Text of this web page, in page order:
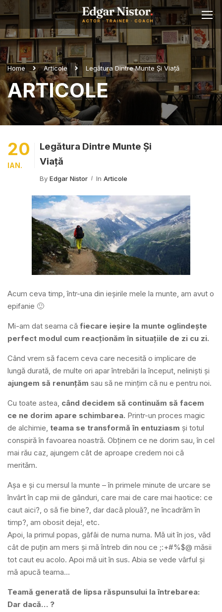
Home Articole Legătura Dintre Munte Și Viață
ARTICOLE
20
IAN.
Legătura Dintre Munte Și
Viață
By Edgar Nistor In Articole
Acum ceva timp, într-una din ieșirile mele la munte, am avut o
epifanie 🙂
Mi-am dat seama că fiecare ieșire la munte oglindește
perfect modul cum reacționăm în situațiile de zi cu zi.
Când vrem să facem ceva care necesită o implicare de
lungă durată, de multe ori apar întrebări la început, neliniști și
ajungem să renunțăm sau să ne mințim că nu e pentru noi.
Cu toate astea, când decidem să continuăm să facem
ce ne dorim apare schimbarea. Printr-un proces magic
de alchimie, teama se transformă în entuziasm și totul
conspiră în favoarea noastră. Obținem ce ne dorim sau, în cel
mai rău caz, ajungem cât de aproape credem noi că
merităm.
Așa e și cu mersul la munte – în primele minute de urcare se
învârt în cap mii de gânduri, care mai de care mai haotice: ce
caut aici?, o să fie bine?, dar dacă plouă?, ne încadrăm în
timp?, am obosit deja!, etc.
Apoi, la primul popas, gâfâi de numa numa. Mă uit în jos, văd
cât de puțin am mers și mă întreb din nou ce ;:+#%$@ măsii
tot caut eu acolo. Apoi mă uit în sus. Abia se vede vârful și
mă apucă teama…
Teamă generată de lipsa răspunsului la întrebarea:
Dar dacă… ?